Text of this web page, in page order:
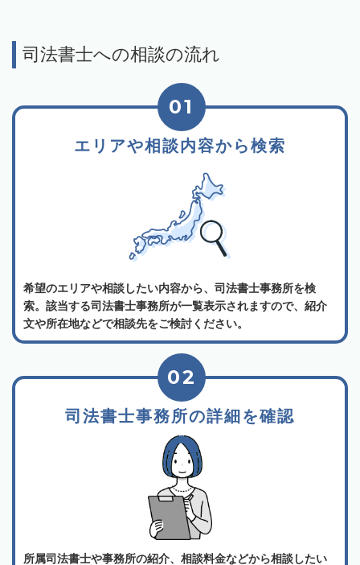
司法書士への相談の流れ
エリアや相談内容から検索
01
希望のエリアや相談したい内容から、司法書士事務所を検
索。該当する司法書士事務所が一覧表示されますので、紹介
文や所在地などで相談先をご検討ください。
司法書士事務所の詳細を確認
02
所属司法書士や事務所の紹介、相談料金などから相談したい